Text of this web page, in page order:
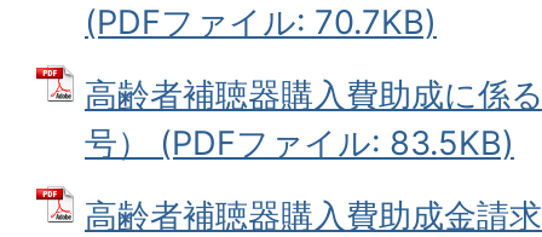
(PDFファイル: 70.7KB)
高齢者補聴器購入費助成に係
号） (PDFファイル: 83.5KB)
高齢者補聴器購入費助成金請